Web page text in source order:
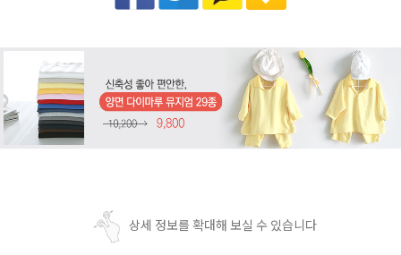
상세 정보를 확대해 보실 수 있습니다